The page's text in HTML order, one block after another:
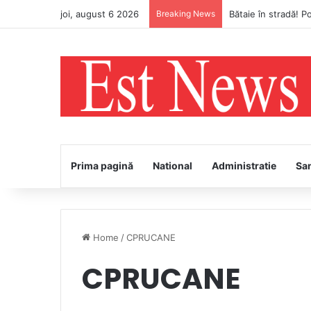
joi, august 6 2026 Breaking News Bătaie în stradă!
Prima pagină National Administratie
Home /CPRUCANE
CPRUCANE